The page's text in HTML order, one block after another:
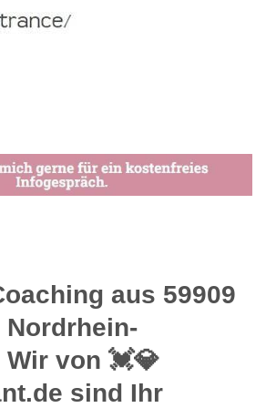
aus 59909
von 💓️💎
sind Ihr